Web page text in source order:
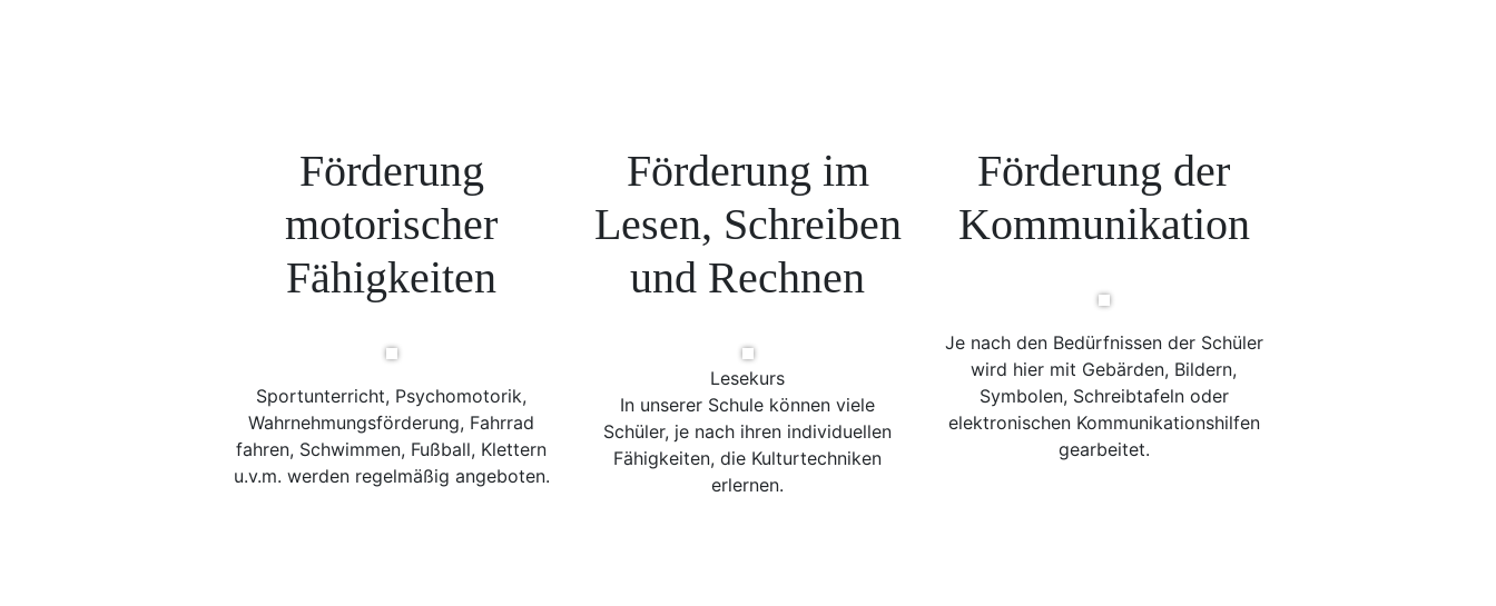
Förderung
motorischer
Fähigkeiten
Sportunterricht, Psychomotorik,
Wahrnehmungsförderung, Fahrrad
fahren, Schwimmen, Fußball, Klettern
u.v.m. werden regelmäßig angeboten.
Förderung im
Lesen, Schreiben
und Rechnen
Lesekurs
In unserer Schule können viele
Schüler, je nach ihren individuellen
Fähigkeiten, die Kulturtechniken
erlernen.
Förderung der
Kommunikation
Je nach den Bedürfnissen der Schüler
wird hier mit Gebärden, Bildern,
Symbolen, Schreibtafeln oder
elektronischen Kommunikationshilfen
gearbeitet.